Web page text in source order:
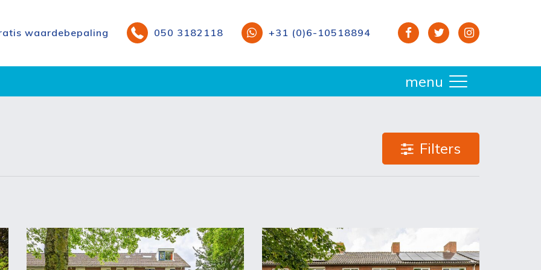
waardebepaling 050 3182118 +31 (0)6-10518894
menu
Filters